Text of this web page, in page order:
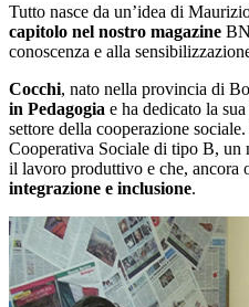
Tutto nasce da un’idea di
capitolo nel nostro magazine
conoscenza e alla
Cocchi, nato nella provincia di
in Pedagogia e ha dedicato la
settore della cooperazione
Cooperativa Sociale di tipo B, un
il lavoro produttivo e che, ancora
integrazione e inclusione.